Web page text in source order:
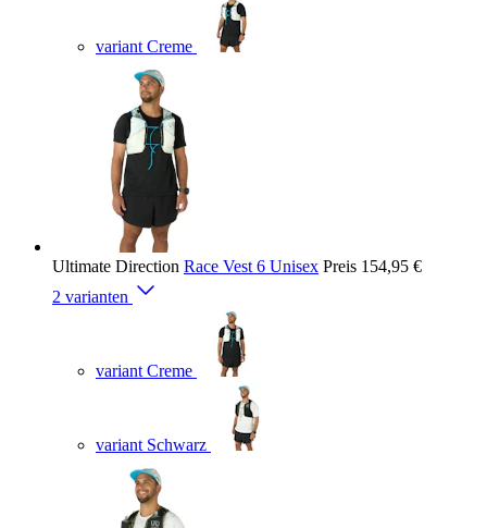
variant Creme
Ultimate Direction Race Vest 6 Unisex Preis 154,95 €
2 varianten
variant Creme
variant Schwarz